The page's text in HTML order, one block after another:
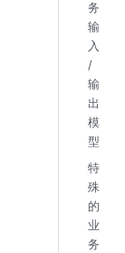
务
输
入
/
输
出
模
型
特
殊
的
业
务